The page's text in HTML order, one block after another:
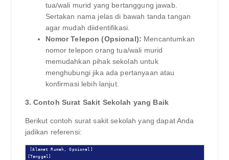
tua/wali murid yang bertanggung jawab.
Sertakan nama jelas di bawah tanda tangan
agar mudah diidentifikasi.
Nomor Telepon (Opsional): Mencantumkan
nomor telepon orang tua/wali murid
memudahkan pihak sekolah untuk
menghubungi jika ada pertanyaan atau
konfirmasi lebih lanjut.
3. Contoh Surat Sakit Sekolah yang Baik
Berikut contoh surat sakit sekolah yang dapat Anda
jadikan referensi:
[Alamat Rumah, Opsional]
[Tanggal]